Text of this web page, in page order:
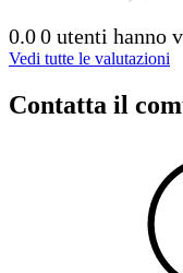
0.00 utenti hanno
Vedi tutte le valutazioni
Contatta il